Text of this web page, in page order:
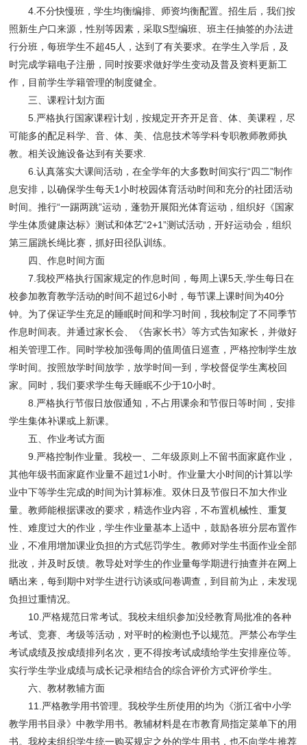
4.不分快慢班，学生均衡编排、师资均衡配置。招生后，我们按
照新生户口来源，性别等因素，采取S型编班、班主任抽签的办法进
行分班，每班学生不超45人，达到了有关要求。在学生入学后，及
时完成学籍电子注册，同时按要求做好学生变动及普及资料更新工
作，目前学生学籍管理的制度健全。
三、课程计划方面
5.严格执行国家课程计划，按规定开齐开足音、体、美课程，尽
可能多的配足科学、音、体、美、信息技术等学科专职教师教师执
教。相关设施设备达到有关要求.
6.认真落实大课间活动，在全学年的大多数时间实行“四二”制作
息安排，以确保学生每天1小时校园体育活动时间和充分的社团活动
时间。推行“一踢两跳”运动，蓬勃开展阳光体育运动，组织好《国家
学生体质健康达标》测试和体艺“2+1”测试活动，开好运动会，组织
第三届跳长绳比赛，抓好田径队训练。
四、作息时间方面
7.我校严格执行国家规定的作息时间，每周上课5天,学生每日在
校参加教育教学活动的时间不超过6小时，每节课上课时间为40分
钟。为了保证学生充足的睡眠时间和学习时间，我校制定了不同季节
作息时间表。并通过家长会、《告家长书》等方式告知家长，并做好
相关管理工作。同时学校加强每周的值周值日巡查，严格控制学生放
学时间。按照放学时间放学，放学时间一到，学校督促学生离校回
家。同时，我们要求学生每天睡眠不少于10小时。
8.严格执行节假日放假通知，不占用课余和节假日等时间，安排
学生集体补课或上新课。
五、作业考试方面
9.严格控制作业量。我校一、二年级原则上不留书面家庭作业，
其他年级书面家庭作业量不超过1小时。作业量大小时间的计算以学
业中下等学生完成的时间为计算标准。双休日及节假日不加大作业
量。教师能根据课改的要求，精选作业内容，不布置机械性、重复
性、难度过大的作业，学生作业量基本上适中，鼓励各班分层布置作
业，不准用增加课业负担的方式惩罚学生。教师对学生书面作业全部
批改，并及时反馈。教导处对学生的作业量每学期进行抽查并在网上
晒出来，每到期中对学生进行访谈或问卷调查，到目前为止，未发现
负担过重情况。
10.严格规范日常考试。我校未组织参加没经教育局批准的各种
考试、竞赛、考级等活动，对平时的检测也予以规范。严禁公布学生
考试成绩及按成绩排列名次，更不得按考试成绩给学生安排座位等。
实行学生学业成绩与成长记录相结合的综合评价方式评价学生。
六、教材教辅方面
11.严格教学用书管理。我校学生所使用的均为《浙江省中小学
教学用书目录》中教学用书。教辅材料是在市教育局指定菜单下的用
书。我校未组织学生统一购买规定之外的学生用书，也不向学生推荐